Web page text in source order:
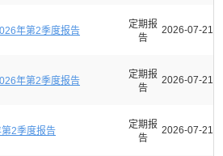
年第2季度报告
定期报
告
2026-07-21
年第2季度报告
定期报
告
2026-07-21
2季度报告
定期报
告
2026-07-21